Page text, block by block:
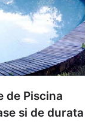
de Piscina
si de durata